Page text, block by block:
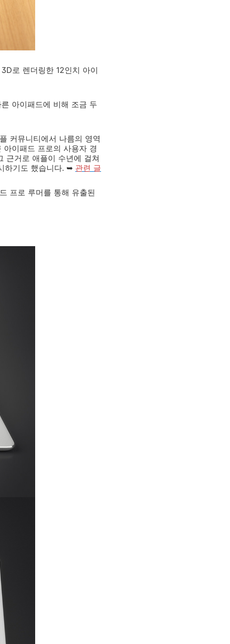
로 렌더링한 12인치 아이
아이패드에 비해 조금 두
커뮤니티에서 나름의 영역
이패드 프로의 사용자 경
근거로 애플이 수년에 걸쳐
하기도 했습니다. ➥ 관련 글
프로 루머를 통해 유출된